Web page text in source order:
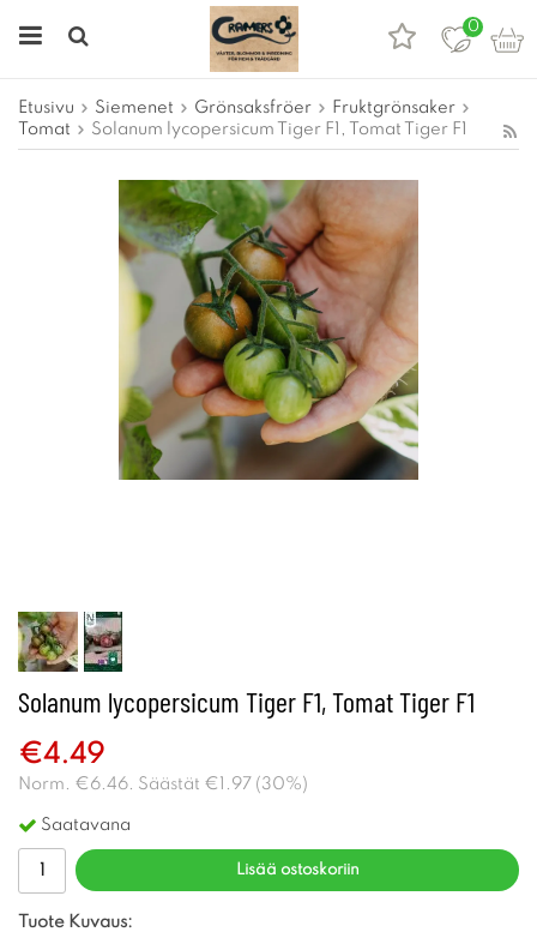
0
Etusivu Siemenet Grönsaksfröer
Fruktgrönsaker
Tomat
Solanum lycopersicum Tiger F1, Tomat Tiger F1
Solanum lycopersicum Tiger F1, Tomat Tiger F1
€4.49
Norm. €6.46. Säästät €1.97 ( 30%)
Saatavana
Lisää ostoskoriin
Tuote Kuvaus: